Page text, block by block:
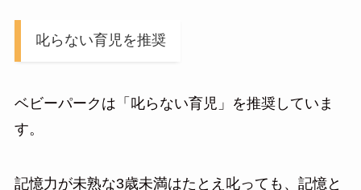
叱らない育児を推奨
ベビーパークは「叱らない育児」を推奨していま
す。
記憶力が未熟な3歳未満はたとえ叱っても、記憶と